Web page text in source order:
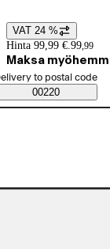
Price details
VAT 24 %
Hinta 99,99 €. 99,99
Maksa
order method
to postal code
00220